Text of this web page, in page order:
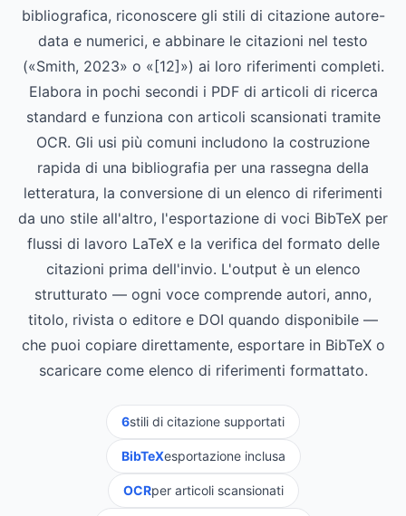
bibliografica, riconoscere gli stili di citazione autore-
data e numerici, e abbinare le citazioni nel testo
(«Smith, 2023» o «[12]») ai loro riferimenti completi.
Elabora in pochi secondi i PDF di articoli di ricerca
standard e funziona con articoli scansionati tramite
OCR. Gli usi più comuni includono la costruzione
rapida di una bibliografia per una rassegna della
letteratura, la conversione di un elenco di riferimenti
da uno stile all'altro, l'esportazione di voci BibTeX per
flussi di lavoro LaTeX e la verifica del formato delle
citazioni prima dell'invio. L'output è un elenco
strutturato — ogni voce comprende autori, anno,
titolo, rivista o editore e DOI quando disponibile —
che puoi copiare direttamente, esportare in BibTeX o
scaricare come elenco di riferimenti formattato.
6stili di citazione supportati
BibTeXesportazione inclusa
OCRper articoli scansionati